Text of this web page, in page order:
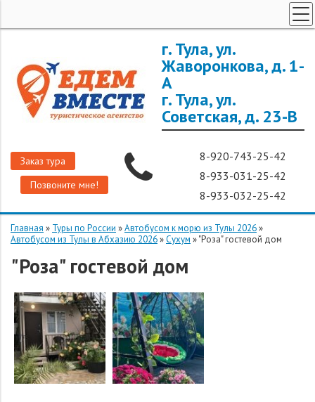
г. Тула, ул.
Жаворонкова, д. 1-
А
г. Тула, ул.
Советская, д. 23-В
Заказ тура
Позвоните мне!
8-920-743-25-42
8-933-031-25-42
8-933-032-25-42
ЗАРУБЕЖНЫЕ ТУРЫ
ТУРЫ ДЛЯ ГРУПП
ГОРЯЩИЕ ТУРЫ
О КОМПАНИИ
Главная » Туры по России »Автобусом к морю из Тулы 2026»
Автобусом из Тулы в Абхазию 2026»Сухум »"Роза" гостевой дом
"Роза" гостевой дом